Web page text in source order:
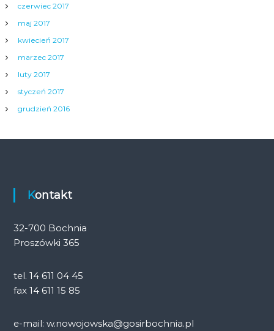
czerwiec 2017
maj 2017
kwiecień 2017
marzec 2017
luty 2017
styczeń 2017
grudzień 2016
Kontakt
32-700 Bochnia
Proszówki 365
tel. 14 611 04 45
fax 14 611 15 85
e-mail: w.nowojowska@gosirbochnia.pl